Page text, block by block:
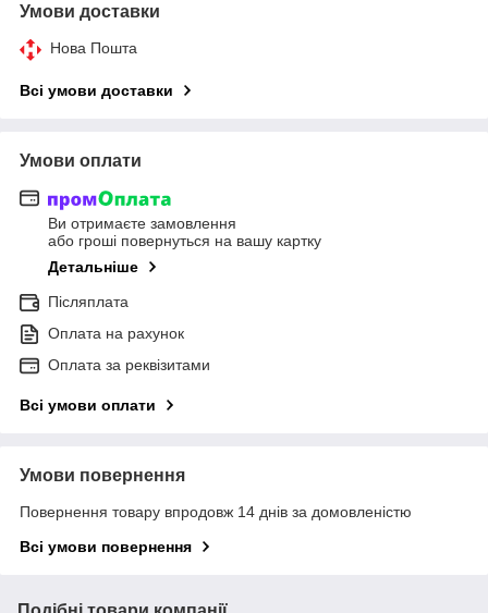
Умови доставки
Нова Пошта
Всі умови доставки
Умови оплати
Ви отримаєте замовлення
або гроші повернуться на вашу картку
Детальніше
Післяплата
Оплата на рахунок
Оплата за реквізитами
Всі умови оплати
Умови повернення
Повернення товару впродовж 14 днів за домовленістю
Всі умови повернення